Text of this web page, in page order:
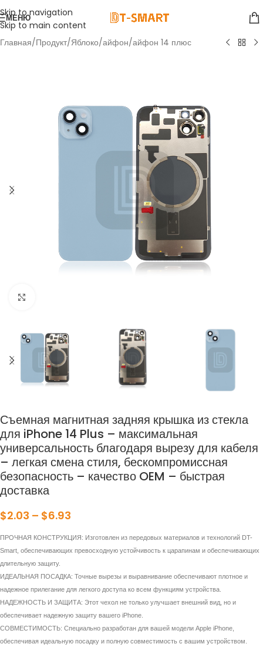
Skip to navigation
Skip to main content
МЕНЮ
Главная/Продукт/Яблоко/айфон/айфон 14 плюс
Съемная магнитная задняя крышка из стекла
для iPhone 14 Plus – максимальная
универсальность благодаря вырезу для кабеля
– легкая смена стиля, бескомпромиссная
безопасность – качество OEM – быстрая
доставка
$2.03 – $6.93
ПРОЧНАЯ КОНСТРУКЦИЯ: Изготовлен из передовых материалов и технологий DT-
Smart, обеспечивающих превосходную устойчивость к царапинам и обеспечивающих
длительную защиту.
ИДЕАЛЬНАЯ ПОСАДКА: Точные вырезы и выравнивание обеспечивают плотное и
надежное прилегание для легкого доступа ко всем функциям устройства.
НАДЕЖНОСТЬ И ЗАЩИТА: Этот чехол не только улучшает внешний вид, но и
обеспечивает надежную защиту вашего iPhone.
СОВМЕСТИМОСТЬ: Специально разработан для вашей модели Apple iPhone,
обеспечивая идеальную посадку и полную совместимость с вашим устройством.